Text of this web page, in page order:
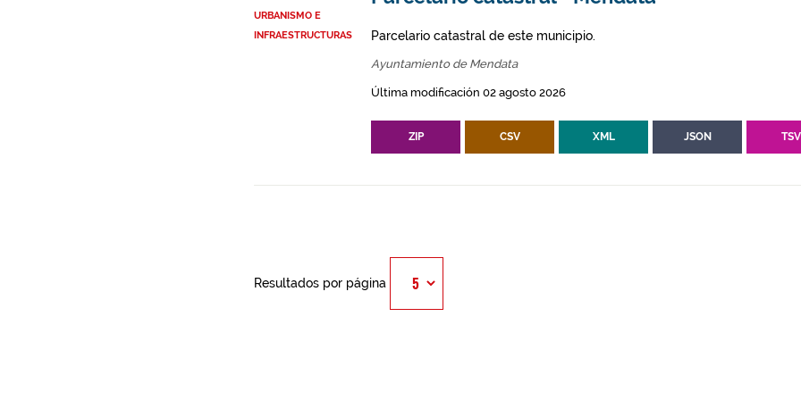
URBANISMO E
INFRAESTRUCTURAS
Parcelario catastral de este municipio.
Ayuntamiento de Mendata
Última modificación 02 agosto 2026
ZIP CSV XML JSON TSV
Resultados por página